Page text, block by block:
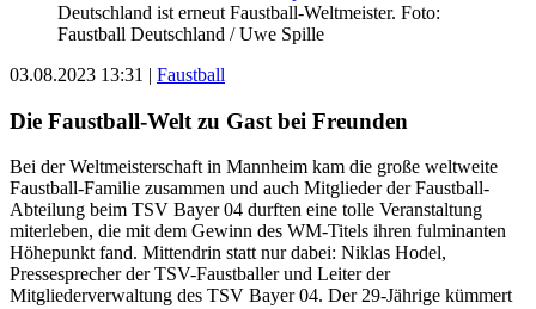
Deutschland ist erneut Faustball-Weltmeister. Foto:
Faustball Deutschland / Uwe Spille
03.08.2023 13:31 | Faustball
Die Faustball-Welt zu Gast bei Freunden
Bei der Weltmeisterschaft in Mannheim kam die große weltweite
Faustball-Familie zusammen und auch Mitglieder der Faustball-
Abteilung beim TSV Bayer 04 durften eine tolle Veranstaltung
miterleben, die mit dem Gewinn des WM-Titels ihren fulminanten
Höhepunkt fand. Mittendrin statt nur dabei: Niklas Hodel,
Pressesprecher der TSV-Faustballer und Leiter der
Mitgliederverwaltung des TSV Bayer 04. Der 29-Jährige kümmert